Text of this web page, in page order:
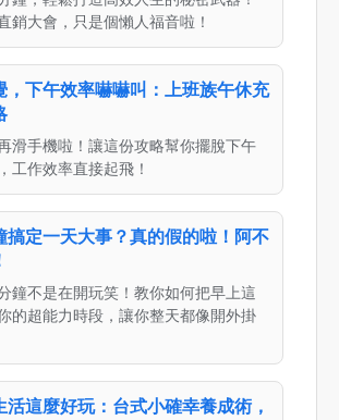
銷大會，只是個懶人福音啦！
，下午效率嚇嚇叫：上班族午休充
滑手機啦！讓這份攻略幫你擺脫下午
工作效率直接起飛！
搞定一天大事？真的假的啦！阿不
鐘不是在開玩笑！教你如何把早上這
的超能力時段，讓你整天都像開外掛
活這麼好玩：台式小確幸養成術，